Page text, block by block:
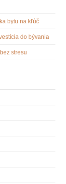
bytu na kľúč
do bývania
stresu